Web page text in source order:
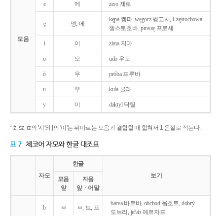
모음
e 에 zero 제로
ę 엥, 에
kępa 켕파, węgorz 벵고시, Częstochowa
쳉스토호바, proszę 프로셰
i 이 zima 지마
o 오 udo 우도
ó 우 próba 프루바
u 우 kula 쿨라
y 이 daktyl 닥틸
* ż, sz, rz의 '시'와 j의 '이'는 뒤따르는 모음과 결합할 때 합쳐서 1 음절로 적는다.
표 7 체코어 자모와 한글 대조표
자모
한글
보기
모음
앞
자음
앞ㆍ어말
b ㅂ ㅂ, 브, 프
barva 바르바, obchod 옵호트, dobrý
도브리, jeřab 예르자프